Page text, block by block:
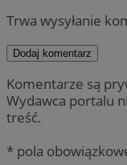
Trwa wysyłanie
Dodaj komentarz
Komentarze są
Wydawca portalu
treść.
* pola